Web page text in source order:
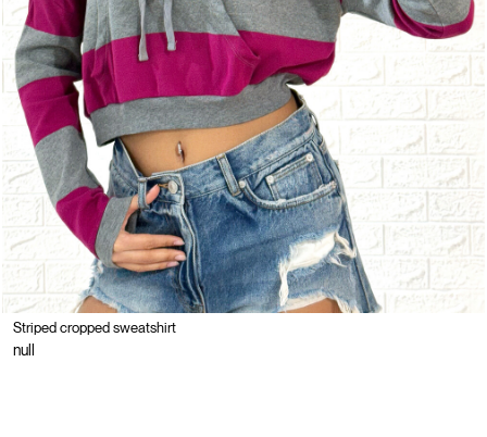
Striped cropped sweatshirt
null